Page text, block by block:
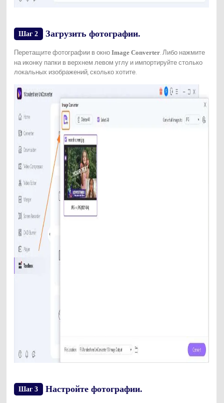
Шаг 2 Загрузить фотографии.
Перетащите фотографии в окно Image Converter. Либо нажмите
на иконку папки в верхнем левом углу и импортируйте столько
локальных изображений, сколько хотите.
Шаг 3 Настройте фотографии.